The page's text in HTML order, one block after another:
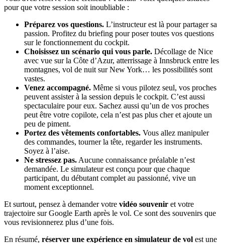
pour que votre session soit inoubliable :
Préparez vos questions. L’instructeur est là pour partager sa
passion. Profitez du briefing pour poser toutes vos questions
sur le fonctionnement du cockpit.
Choisissez un scénario qui vous parle. Décollage de Nice
avec vue sur la Côte d’Azur, atterrissage à Innsbruck entre les
montagnes, vol de nuit sur New York… les possibilités sont
vastes.
Venez accompagné. Même si vous pilotez seul, vos proches
peuvent assister à la session depuis le cockpit. C’est aussi
spectaculaire pour eux. Sachez aussi qu’un de vos proches
peut être votre copilote, cela n’est pas plus cher et ajoute un
peu de piment.
Portez des vêtements confortables. Vous allez manipuler
des commandes, tourner la tête, regarder les instruments.
Soyez à l’aise.
Ne stressez pas. Aucune connaissance préalable n’est
demandée. Le simulateur est conçu pour que chaque
participant, du débutant complet au passionné, vive un
moment exceptionnel.
Et surtout, pensez à demander votre vidéo souvenir et votre
trajectoire sur Google Earth après le vol. Ce sont des souvenirs que
vous revisionnerez plus d’une fois.
En résumé, réserver une expérience en simulateur de vol est une